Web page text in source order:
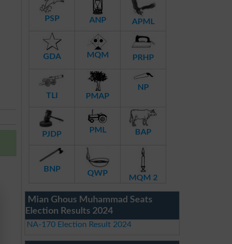
PSP ANP APML
GDA MQM PRHP
TLI PMAP
NP
PJDP PML BAP
BNP QWP
MQM 2
Mian Ghous Muhammad Seats
Election Results 2024
NA-170 Election Result 2024